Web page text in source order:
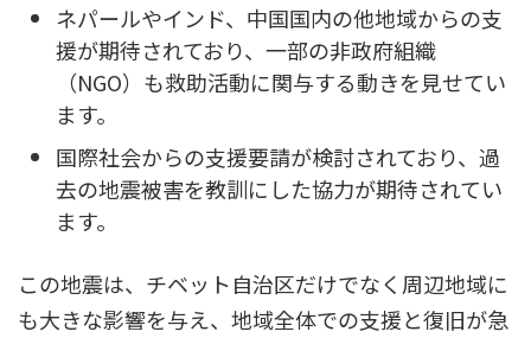
ネパールやインド、中国国内の他地域からの支
援が期待されており、一部の非政府組織
（NGO）も救助活動に関与する動きを見せてい
ます。
国際社会からの支援要請が検討されており、過
去の地震被害を教訓にした協力が期待されてい
ます。
この地震は、チベット自治区だけでなく周辺地域に
も大きな影響を与え、地域全体での支援と復旧が急